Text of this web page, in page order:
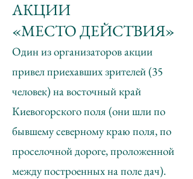
АКЦИИ
«МЕСТО ДЕЙСТВИЯ»
Один из организаторов акции
привел приехавших зрителей (35
человек) на восточный край
Киевогорского поля (они шли по
бывшему северному краю поля, по
проселочной дороге, проложенной
между построенных на поле дач).